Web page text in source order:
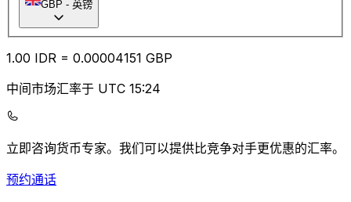
GBP - 英镑
1.00 IDR = 0.00004151 GBP
中间市场汇率于 UTC 15:24
立即咨询货币专家。 我们可以提供比竞争对手更优惠的汇率。
预约通话